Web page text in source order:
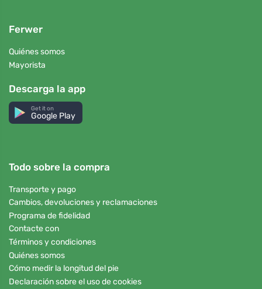
Ferwer
Quiénes somos
Mayorista
Descarga la app
Get it on
Google Play
Todo sobre la compra
Transporte y pago
Cambios, devoluciones y reclamaciones
Programa de fidelidad
Contacte con
Términos y condiciones
Quiénes somos
Cómo medir la longitud del pie
Declaración sobre el uso de cookies